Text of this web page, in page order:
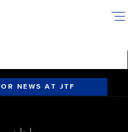
NEWS AT JTF